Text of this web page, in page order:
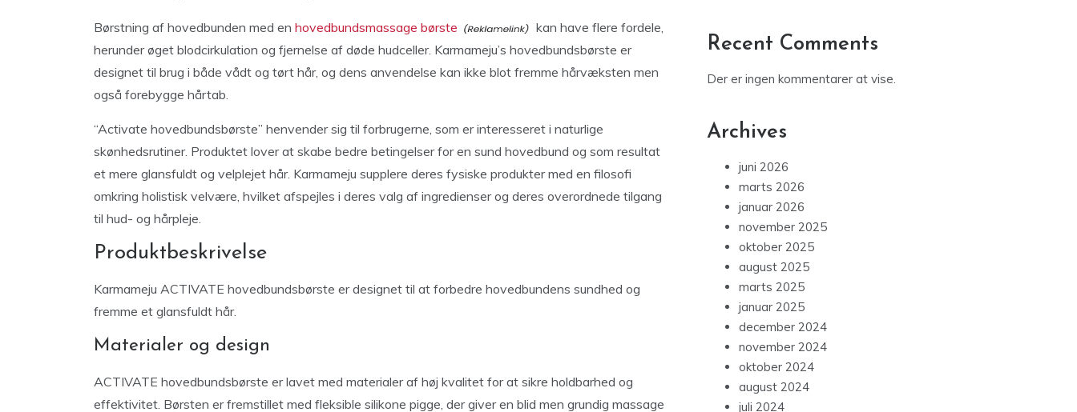
Børstning af hovedbunden med en hovedbundsmassage børste
kan have flere fordele,
herunder øget blodcirkulation og fjernelse af døde hudceller. Karmameju’s hovedbundsbørste er
designet til brug i både vådt og tørt hår, og dens anvendelse kan ikke blot fremme hårvæksten men
også forebygge hårtab.
“Activate hovedbundsbørste” henvender sig til forbrugerne, som er interesseret i naturlige
skønhedsrutiner. Produktet lover at skabe bedre betingelser for en sund hovedbund og som resultat
et mere glansfuldt og velplejet hår. Karmameju supplere deres fysiske produkter med en filosofi
omkring holistisk velvære, hvilket afspejles i deres valg af ingredienser og deres overordnede tilgang
til hud- og hårpleje.
Produktbeskrivelse
Karmameju ACTIVATE hovedbundsbørste er designet til at forbedre hovedbundens sundhed og
fremme et glansfuldt hår.
Materialer og design
ACTIVATE hovedbundsbørste er lavet med materialer af høj kvalitet for at sikre holdbarhed og
effektivitet. Børsten er fremstillet med fleksible silikone pigge, der giver en blid men grundig massage
Recent Comments
Der er ingen kommentarer at vise.
Archives
juni 2026
marts 2026
januar 2026
november 2025
oktober 2025
august 2025
marts 2025
januar 2025
december 2024
november 2024
oktober 2024
august 2024
juli 2024